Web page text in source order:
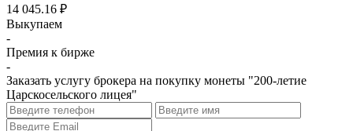
14 045.16 ₽
Выкупаем
-
Премия к бирже
-
Заказать услугу брокера на покупку монеты "200-летие
Царскосельского лицея"